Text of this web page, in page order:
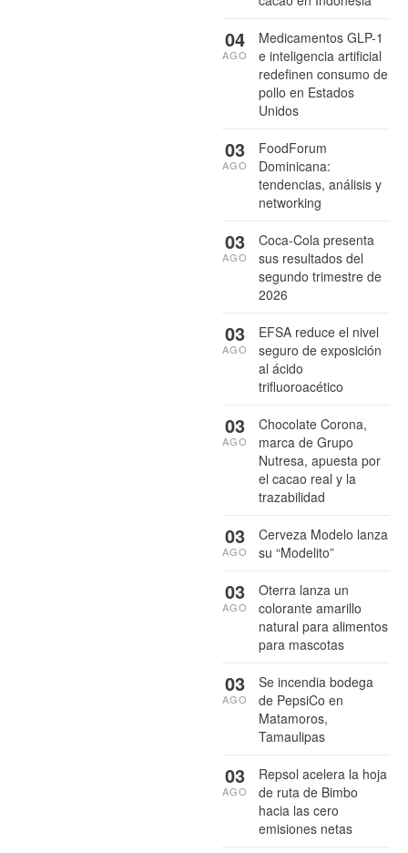
Medicamentos GLP-1
e inteligencia artificial
redefinen consumo de
pollo en Estados
Unidos
04
AGO
FoodForum
Dominicana:
tendencias, análisis y
networking
03
AGO
Coca-Cola presenta
sus resultados del
segundo trimestre de
2026
03
AGO
EFSA reduce el nivel
seguro de exposición
al ácido
trifluoroacético
03
AGO
Chocolate Corona,
marca de Grupo
Nutresa, apuesta por
el cacao real y la
trazabilidad
03
AGO
Cerveza Modelo lanza
su “Modelito”
03
AGO
Oterra lanza un
colorante amarillo
natural para alimentos
para mascotas
03
AGO
Se incendia bodega
de PepsiCo en
Matamoros,
Tamaulipas
03
AGO
Repsol acelera la hoja
de ruta de Bimbo
hacia las cero
emisiones netas
03
AGO